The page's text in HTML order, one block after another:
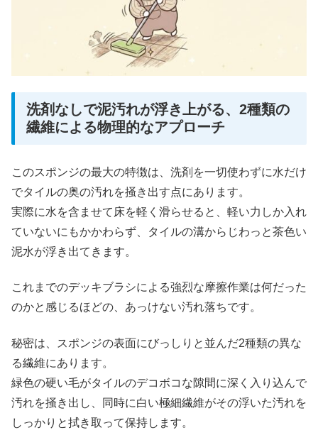
洗剤なしで泥汚れが浮き上がる、2種類の
繊維による物理的なアプローチ
このスポンジの最大の特徴は、洗剤を一切使わずに水だけ
でタイルの奥の汚れを掻き出す点にあります。
実際に水を含ませて床を軽く滑らせると、軽い力しか入れ
ていないにもかかわらず、タイルの溝からじわっと茶色い
泥水が浮き出てきます。
これまでのデッキブラシによる強烈な摩擦作業は何だった
のかと感じるほどの、あっけない汚れ落ちです。
秘密は、スポンジの表面にびっしりと並んだ2種類の異な
る繊維にあります。
緑色の硬い毛がタイルのデコボコな隙間に深く入り込んで
汚れを掻き出し、同時に白い極細繊維がその浮いた汚れを
しっかりと拭き取って保持します。